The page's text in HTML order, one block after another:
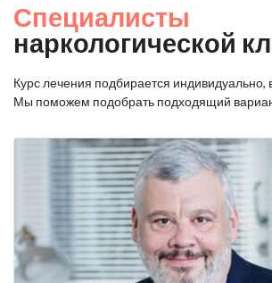
Специалисты
наркологической
Курс лечения подбирается индивидуально,
Мы поможем подобрать подходящий